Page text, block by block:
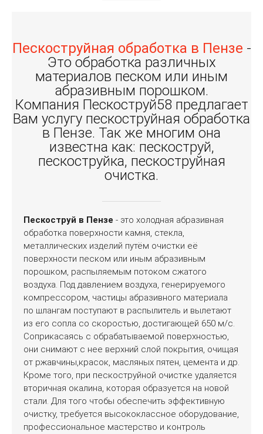
Пескоструйная обработка в Пензе -
Это обработка различных
материалов песком или иным
абразивным порошком.
Компания Пескоструй58 предлагает
Вам услугу пескоструйная обработка
в Пензе. Так же многим она
известна как: пескоструй,
пескоструйка, пескоструйная
очистка.
Пескоструй в Пензе - это холодная абразивная
обработка поверхности камня, стекла,
металлических изделий путём очистки её
поверхности песком или иным абразивным
порошком, распыляемым потоком сжатого
воздуха. Под давлением воздуха, генерируемого
компрессором, частицы абразивного материала
по шлангам поступают в распылитель и вылетают
из его сопла со скоростью, достигающей 650 м/с.
Соприкасаясь с обрабатываемой поверхностью,
они снимают с нее верхний слой покрытия, очищая
от ржавчины,красок, масляных пятен, цемента и др.
Кроме того, при пескоструйной очистке удаляется
вторичная окалина, которая образуется на новой
стали. Для того чтобы обеспечить эффективную
очистку, требуется высококлассное оборудование,
профессиональное мастерство и контроль